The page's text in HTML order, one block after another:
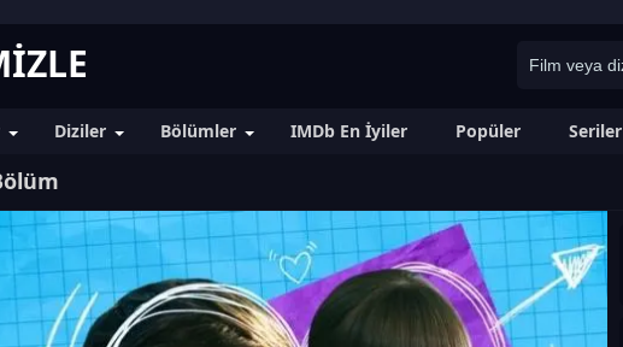
Diziler Bölümler IMDb En İyiler Popüler Seriler